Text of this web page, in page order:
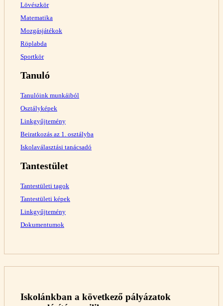
Lövészkör
Matematika
Mozgásjátékok
Röplabda
Sportkör
Tanuló
Tanulóink munkáiból
Osztályképek
Linkgyűjtemény
Beiratkozás az 1. osztályba
Iskolaválasztási tanácsadó
Tantestület
Tantestületi tagok
Tantestületi képek
Linkgyűjtemény
Dokumentumok
Iskolánkban a következő pályázatok